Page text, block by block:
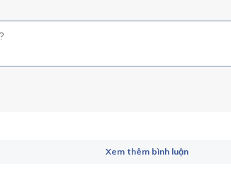
Xem thêm bình luận